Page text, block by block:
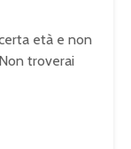
età e non
troverai